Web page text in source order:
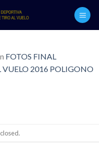
FOTOS FINAL
2016 POLIGONO